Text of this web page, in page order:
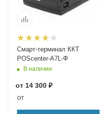
Смарт-терминал ККТ
POScenter-A7L-Ф
В наличии
от 14 300 ₽
от